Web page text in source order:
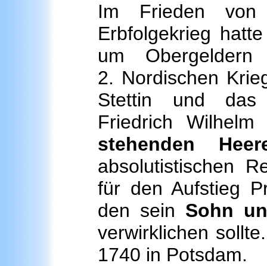
Im Frieden von
Erbfolgekrieg
um
2. Nordischen
Stettin und das
Friedrich
stehenden
absolutistischen
für den Aufstieg
den sein Sohn
verwirklichen
1740 in Potsdam.